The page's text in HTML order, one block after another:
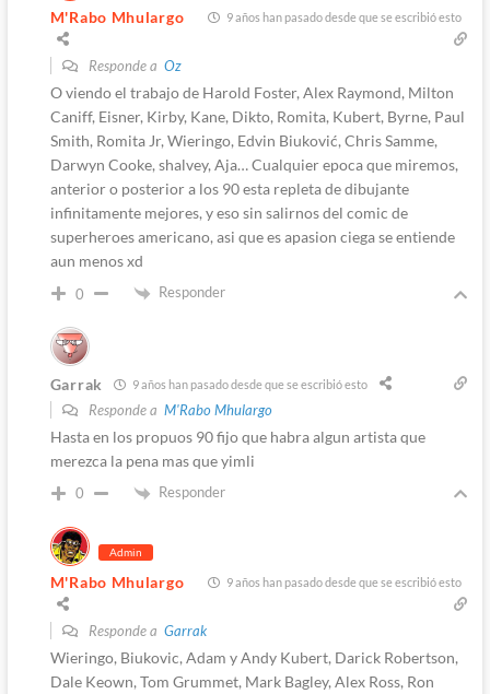
M'Rabo Mhulargo 9 años han pasado desde que se escribió esto
Responde a Oz
O viendo el trabajo de Harold Foster, Alex Raymond, Milton
Caniff, Eisner, Kirby, Kane, Dikto, Romita, Kubert, Byrne, Paul
Smith, Romita Jr, Wieringo, Edvin Biuković, Chris Samme,
Darwyn Cooke, shalvey, Aja… Cualquier epoca que miremos,
anterior o posterior a los 90 esta repleta de dibujante
infinitamente mejores, y eso sin salirnos del comic de
superheroes americano, asi que es apasion ciega se entiende
aun menos xd
0 Responder
Garrak 9 años han pasado desde que se escribió esto
Responde a M'Rabo Mhulargo
Hasta en los propuos 90 fijo que habra algun artista que
merezca la pena mas que yimli
0 Responder
Admin
M'Rabo Mhulargo 9 años han pasado desde que se escribió esto
Responde a Garrak
Wieringo, Biukovic, Adam y Andy Kubert, Darick Robertson,
Dale Keown, Tom Grummet, Mark Bagley, Alex Ross, Ron